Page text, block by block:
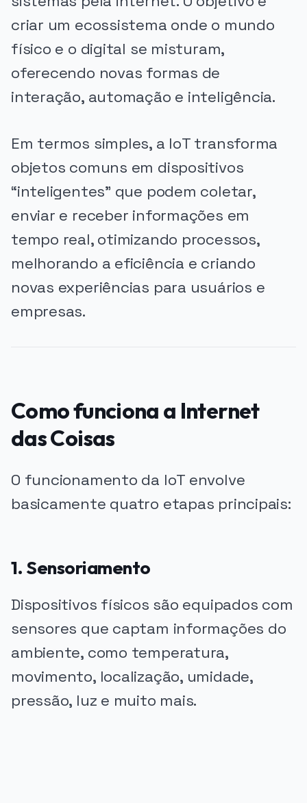
criar um ecossistema onde o mundo
físico e o digital se misturam,
oferecendo novas formas de
interação, automação e inteligência.
Em termos simples, a IoT transforma
objetos comuns em dispositivos
“inteligentes” que podem coletar,
enviar e receber informações em
tempo real, otimizando processos,
melhorando a eficiência e criando
novas experiências para usuários e
empresas.
Como funciona a Internet
das Coisas
O funcionamento da IoT envolve
basicamente quatro etapas principais:
1. Sensoriamento
Dispositivos físicos são equipados com
sensores que captam informações do
ambiente, como temperatura,
movimento, localização, umidade,
pressão, luz e muito mais.